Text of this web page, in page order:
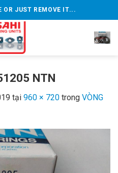
OR JUST REMOVE IT...
NTN
tại 960 × 720 trong VÒNG